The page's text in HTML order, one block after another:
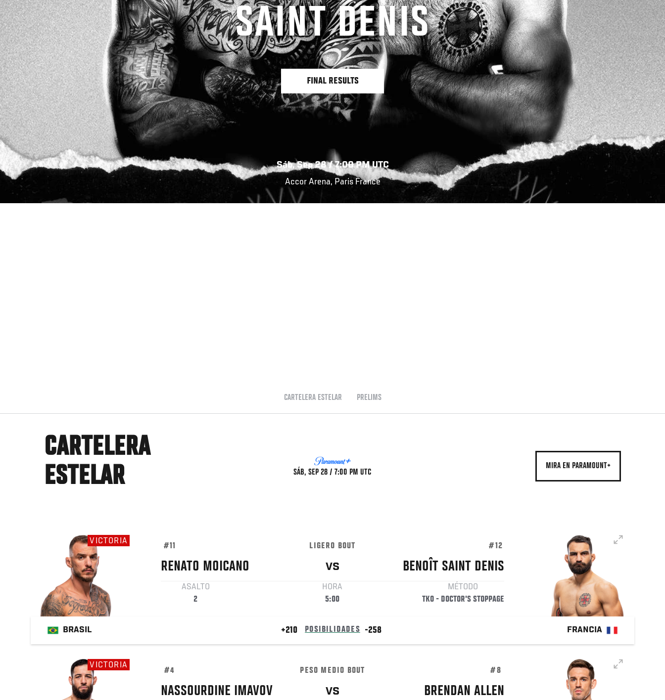
SAINT DENIS
FINAL RESULTS
Sáb, Sep 28 / 7:00 PM UTC
Accor Arena, Paris France
CARTELERA ESTELAR PRELIMS
CARTELERA
ESTELAR
SÁB, SEP 28 / 7:00 PM UTC
MIRA EN PARAMOUNT+
VICTORIA
#11 LIGERO BOUT #12
RENATO MOICANO VS BENOÎT SAINT DENIS
ASALTO
2
HORA
5:00
MÉTODO
TKO - DOCTOR'S STOPPAGE
BRASIL +210 POSIBILIDADES -258 FRANCIA
VICTORIA
#4 PESO MEDIO BOUT #8
NASSOURDINE IMAVOV VS BRENDAN ALLEN